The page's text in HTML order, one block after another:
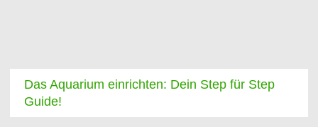
Das Aquarium einrichten: Dein Step für Step
Guide!